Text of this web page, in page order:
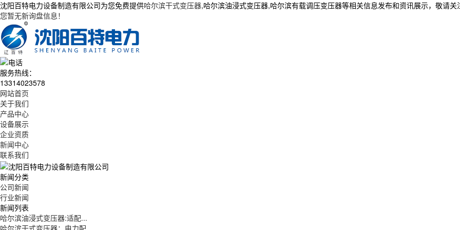
沈阳百特电力设备制造有限公司为您免费提供哈尔滨干式变压器,哈尔滨油浸式变压器,哈尔滨有载调压变压器等相关信息发布和资讯展示，敬请关
您暂无新询盘信息！
服务热线：
13314023578
网站首页
关于我们
产品中心
设备展示
企业资质
新闻中心
联系我们
新闻分类
公司新闻
行业新闻
新闻列表
哈尔滨油浸式变压器:适配...
哈尔滨干式变压器：电力配...